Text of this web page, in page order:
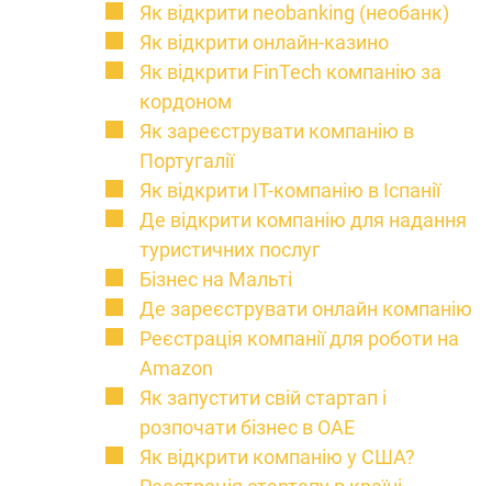
Як відкрити neobanking (необанк)
Як відкрити онлайн-казино
Як відкрити FinTech компанію за
кордоном
Як зареєструвати компанію в
Португалії
Як відкрити IT-компанію в Іспанії
Де відкрити компанію для надання
туристичних послуг
Бізнес на Мальті
Де зареєструвати онлайн компанію
Реєстрація компанії для роботи на
Amazon
Як запустити свій стартап і
розпочати бізнес в ОАЕ
Як відкрити компанію у США?